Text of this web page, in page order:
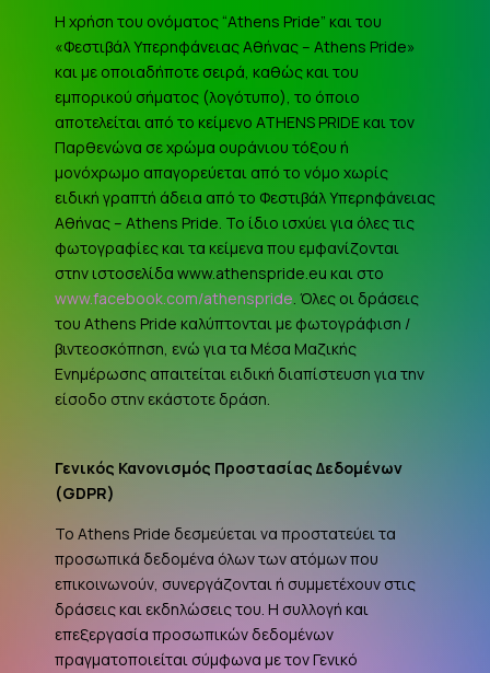
Η χρήση του ονόματος “Athens Pride” και του
«Φεστιβάλ Υπερηφάνειας Αθήνας – Athens Pride»
και με οποιαδήποτε σειρά, καθώς και του
εμπορικού σήματος (λογότυπο), το όποιο
αποτελείται από το κείμενο ATHENS PRIDE και τον
Παρθενώνα σε χρώμα ουράνιου τόξου ή
μονόχρωμο απαγορεύεται από το νόμο χωρίς
ειδική γραπτή άδεια από το Φεστιβάλ Υπερηφάνειας
Αθήνας – Athens Pride. Το ίδιο ισχύει για όλες τις
φωτογραφίες και τα κείμενα που εμφανίζονται
στην ιστοσελίδα www.athenspride.eu και στο
www.facebook.com/athenspride. Όλες οι δράσεις
του Athens Pride καλύπτονται με φωτογράφιση /
βιντεοσκόπηση, ενώ για τα Μέσα Μαζικής
Ενημέρωσης απαιτείται ειδική διαπίστευση για την
είσοδο στην εκάστοτε δράση.
Γενικός Κανονισμός Προστασίας Δεδομένων
(GDPR)
Το Athens Pride δεσμεύεται να προστατεύει τα
προσωπικά δεδομένα όλων των ατόμων που
επικοινωνούν, συνεργάζονται ή συμμετέχουν στις
δράσεις και εκδηλώσεις του. Η συλλογή και
επεξεργασία προσωπικών δεδομένων
πραγματοποιείται σύμφωνα με τον Γενικό